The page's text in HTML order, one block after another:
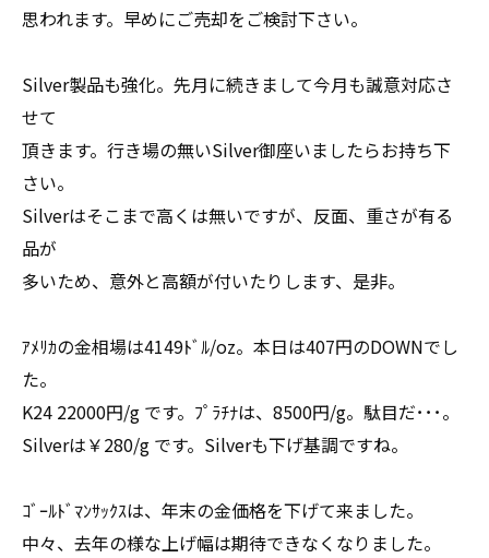
思われます。早めにご売却をご検討下さい。
Silver製品も強化。先月に続きまして今月も誠意対応さ
せて
頂きます。行き場の無いSilver御座いましたらお持ち下
さい。
Silverはそこまで高くは無いですが、反面、重さが有る
品が
多いため、意外と高額が付いたりします、是非。
ｱﾒﾘｶの金相場は4149ﾄﾞﾙ/oz。本日は407円のDOWNでし
た。
K24 22000円/g です。ﾌﾟﾗﾁﾅは、8500円/g。駄目だ･･･。
Silverは￥280/g です。Silverも下げ基調ですね。
ｺﾞｰﾙﾄﾞﾏﾝｻｯｸｽは、年末の金価格を下げて来ました。
中々、去年の様な上げ幅は期待できなくなりました。